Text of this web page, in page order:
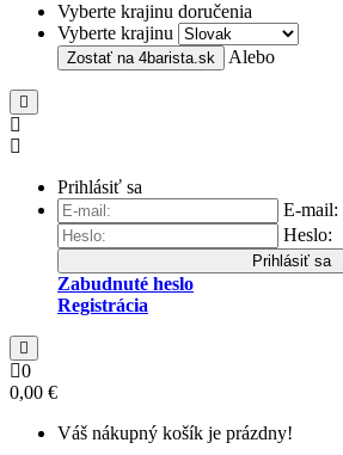
Vyberte krajinu doručenia
Vyberte krajinu
Zostať na 4barista.sk Alebo
Prihlásiť sa
E-mail:
Heslo:
Prihlásiť sa
Zabudnuté heslo
Registrácia
0
0,00 €
Váš nákupný košík je prázdny!